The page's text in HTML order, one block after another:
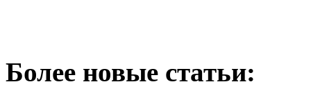
Более новые статьи: